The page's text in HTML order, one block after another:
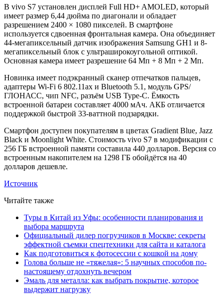
В vivo S7 установлен дисплей Full HD+ AMOLED, который
имеет размер 6,44 дюйма по диагонали и обладает
разрешением 2400 × 1080 пикселей. В смартфоне
используется сдвоенная фронтальная камера. Она объединяет
44-мегапиксельный датчик изображения Samsung GH1 и 8-
мегапиксельный блок с ультраширокоугольной оптикой.
Основная камера имеет разрешение 64 Мп + 8 Мп + 2 Мп.
Новинка имеет подэкранный сканер отпечатков пальцев,
адаптеры Wi-Fi 6 802.11ax и Bluetooth 5.1, модуль GPS/
ГЛОНАСС, чип NFC, разъём USB Type-C. Ёмкость
встроенной батареи составляет 4000 мАч. АКБ отличается
поддержкой быстрой 33-ваттной подзарядки.
Смартфон доступен покупателям в цветах Gradient Blue, Jazz
Black и Moonlight White. Стоимость vivo S7 в модификации с
256 ГБ встроенной памяти составила 440 долларов. Версия со
встроенным накопителем на 1298 ГБ обойдётся на 40
долларов дешевле.
Источник
Читайте также
Туры в Китай из Уфы: особенности планирования и
выбора маршрута
Официальный дилер погрузчиков в Москве: секреты
эффектной съемки спецтехники для сайта и каталога
Как подготовиться к фотосессии с кошкой на дому
Голова больше не «тяжелая»: 5 научных способов по-
настоящему отдохнуть вечером
Эмаль для металла: как выбрать покрытие, которое
выдержит нагрузку